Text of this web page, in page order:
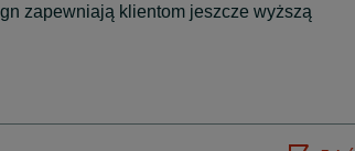
zapewniają klientom jeszcze wyższą